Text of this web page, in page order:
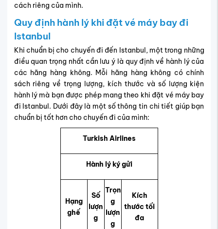
cách riêng của mình.
Quy định hành lý khi đặt vé máy bay đi
Istanbul
Khi chuẩn bị cho chuyến đi đến Istanbul, một trong những
điều quan trọng nhất cần lưu ý là quy định về hành lý của
các hãng hàng không. Mỗi hãng hàng không có chính
sách riêng về trọng lượng, kích thước và số lượng kiện
hành lý mà bạn được phép mang theo khi đặt vé máy bay
đi Istanbul. Dưới đây là một số thông tin chi tiết giúp bạn
chuẩn bị tốt hơn cho chuyến đi của mình:
Turkish Airlines
Hành lý ký gửi
Hạng
ghế
Số
lượn
g
Trọn
g
lượn
g
Kích
thước tối
đa